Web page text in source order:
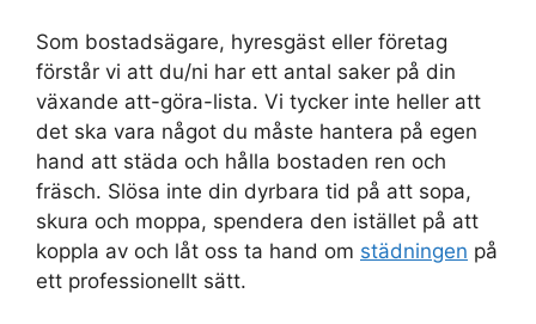
Som bostadsägare, hyresgäst eller företag
förstår vi att du/ni har ett antal saker på din
växande att-göra-lista. Vi tycker inte heller att
det ska vara något du måste hantera på egen
hand att städa och hålla bostaden ren och
fräsch. Slösa inte din dyrbara tid på att sopa,
skura och moppa, spendera den istället på att
koppla av och låt oss ta hand om städningen på
ett professionellt sätt.